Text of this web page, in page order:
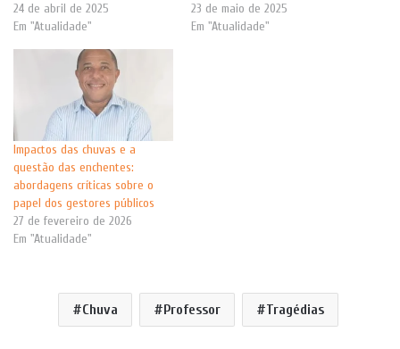
24 de abril de 2025
Em "Atualidade"
23 de maio de 2025
Em "Atualidade"
Impactos das chuvas e a
questão das enchentes:
abordagens críticas sobre o
papel dos gestores públicos
27 de fevereiro de 2026
Em "Atualidade"
Chuva Professor Tragédias